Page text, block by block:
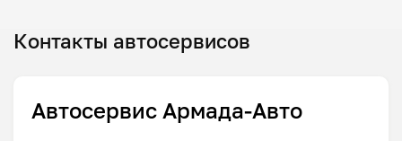
Контакты автосервисов
Автосервис Армада-Авто